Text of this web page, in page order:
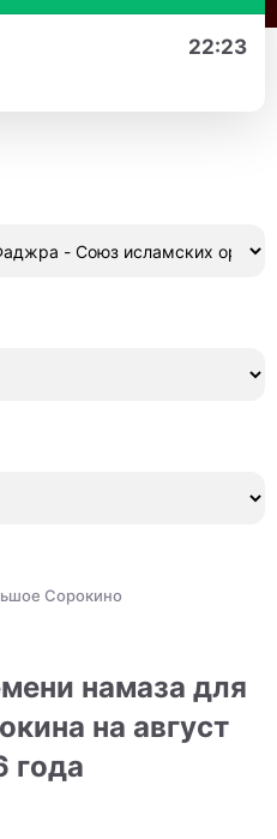
22:23
Сорокино
намаза для
на август
года